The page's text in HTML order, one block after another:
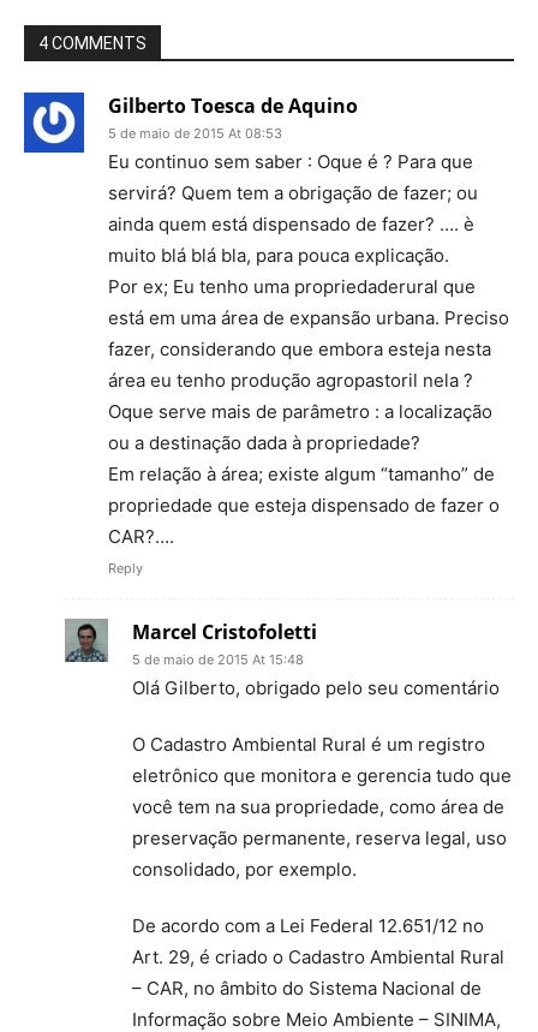
4 COMMENTS
Gilberto Toesca de Aquino
5 de maio de 2015 At 08:53
Eu continuo sem saber : Oque é ? Para que
servirá? Quem tem a obrigação de fazer; ou
ainda quem está dispensado de fazer? …. è
muito blá blá bla, para pouca explicação.
Por ex; Eu tenho uma propriedaderural que
está em uma área de expansão urbana. Preciso
fazer, considerando que embora esteja nesta
área eu tenho produção agropastoril nela ?
Oque serve mais de parâmetro : a localização
ou a destinação dada à propriedade?
Em relação à área; existe algum “tamanho” de
propriedade que esteja dispensado de fazer o
CAR?….
Reply
Marcel Cristofoletti
5 de maio de 2015 At 15:48
Olá Gilberto, obrigado pelo seu comentário
O Cadastro Ambiental Rural é um registro
eletrônico que monitora e gerencia tudo que
você tem na sua propriedade, como área de
preservação permanente, reserva legal, uso
consolidado, por exemplo.
De acordo com a Lei Federal 12.651/12 no
Art. 29, é criado o Cadastro Ambiental Rural
– CAR, no âmbito do Sistema Nacional de
Informação sobre Meio Ambiente – SINIMA,